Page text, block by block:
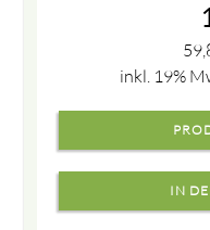
inkl. 19%